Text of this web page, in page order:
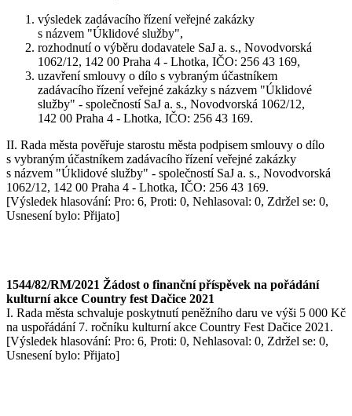
výsledek zadávacího řízení veřejné zakázky
s názvem "Úklidové služby",
rozhodnutí o výběru dodavatele SaJ a. s., Novodvorská
1062/12, 142 00 Praha 4 - Lhotka, IČO: 256 43 169,
uzavření smlouvy o dílo s vybraným účastníkem
zadávacího řízení veřejné zakázky s názvem "Úklidové
služby" - společností SaJ a. s., Novodvorská 1062/12,
142 00 Praha 4 - Lhotka, IČO: 256 43 169.
II. Rada města pověřuje starostu města podpisem smlouvy o dílo
s vybraným účastníkem zadávacího řízení veřejné zakázky
s názvem "Úklidové služby" - společností SaJ a. s., Novodvorská
1062/12, 142 00 Praha 4 - Lhotka, IČO: 256 43 169.
[Výsledek hlasování: Pro: 6, Proti: 0, Nehlasoval: 0, Zdržel se: 0,
Usnesení bylo: Přijato]
1544/82/RM/2021 Žádost o finanční příspěvek na pořádání
kulturní akce Country fest Dačice 2021
I. Rada města schvaluje poskytnutí peněžního daru ve výši 5 000 Kč
na uspořádání 7. ročníku kulturní akce Country Fest Dačice 2021.
[Výsledek hlasování: Pro: 6, Proti: 0, Nehlasoval: 0, Zdržel se: 0,
Usnesení bylo: Přijato]